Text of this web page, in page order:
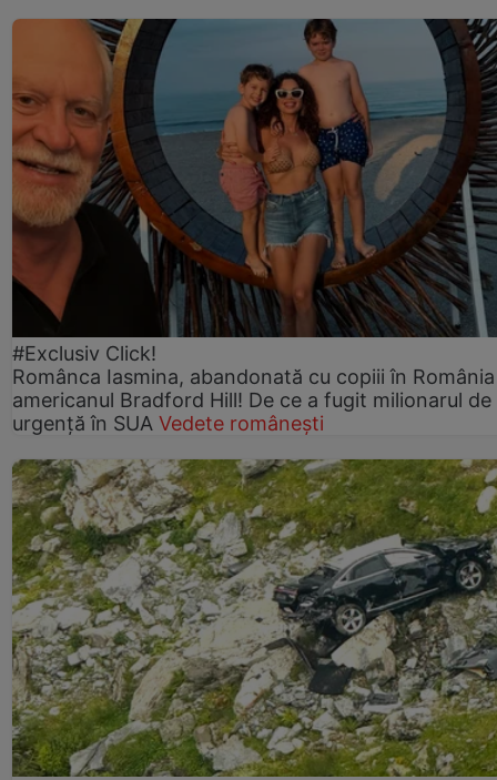
#Exclusiv Click!
Românca Iasmina, abandonată cu copiii în
americanul Bradford Hill! De ce a fugit milionarul de
urgență în SUA Vedete românești